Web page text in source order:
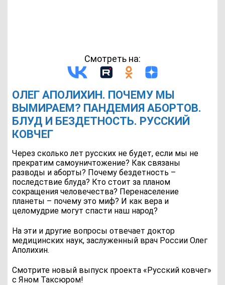
Смотреть на:
ОЛЕГ АПОЛИХИН. ПОЧЕМУ МЫ
ВЫМИРАЕМ? ПАНДЕМИЯ АБОРТОВ.
БЛУД И БЕЗДЕТНОСТЬ. РУССКИЙ
КОВЧЕГ
Через сколько лет русских не будет, если мы не
прекратим самоуничтожение? Как связаны
разводы и аборты? Почему бездетность –
последствие блуда? Кто стоит за планом
сокращения человечества? Перенаселение
планеты – почему это миф? И как вера и
целомудрие могут спасти наш народ?
На эти и другие вопросы отвечает доктор
медицинских наук, заслуженный врач России Олег
Аполихин.
Смотрите новый выпуск проекта «Русский ковчег»
с Яном Таксюром!